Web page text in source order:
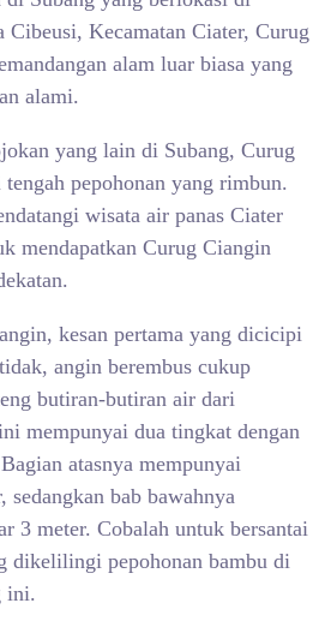
Cibeusi, Kecamatan Ciater, Curug
alam luar biasa yang
alami.
yang lain di Subang, Curug
pepohonan yang rimbun.
wisata air panas Ciater
mendapatkan Curug Ciangin
kesan pertama yang dicicipi
angin berembus cukup
butiran-butiran air dari
mempunyai dua tingkat dengan
atasnya mempunyai
bab bawahnya
3 meter. Cobalah untuk bersantai
dikelilingi pepohonan bambu di
ini.